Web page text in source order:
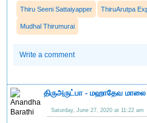
Thiru Seeni Sattaiyapper ThiruArutpa
Mudhal Thirumurai
Write a comment
திருஅருட்பா - மஹாதேவ மாலை
Saturday, June 27, 2020 at 11:22 am